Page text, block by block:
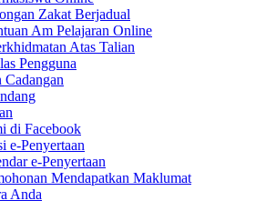
Zakat Berjadual
Am Pelajaran Online
Atas Talian
Pengguna
Cadangan
di Facebook
e-Penyertaan
e-Penyertaan
Mendapatkan Maklumat
Anda